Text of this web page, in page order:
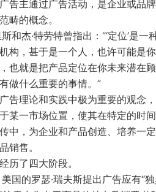
告主通过广告活动，是企业或品
畴的概念。
和杰·特劳特曾指出：“‘定位’是
构，甚于是一个人，也许可能是
也就是把产品定位在你未来潜在
做什么重要的事情。”
告理论和实践中极为重要的观念
某一市场位置，使其在特定的时
中，为企业和产品创造、培养一
销售。
历了四大阶段。
国的罗瑟·瑞夫斯提出广告应有